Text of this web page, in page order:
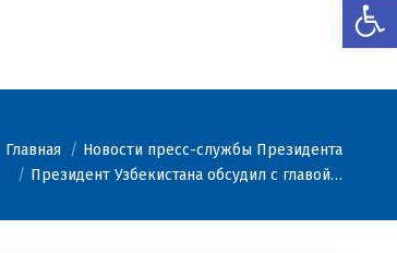
Главная
Новости пресс-службы Президента
Президент Узбекистана обсудил с главой…